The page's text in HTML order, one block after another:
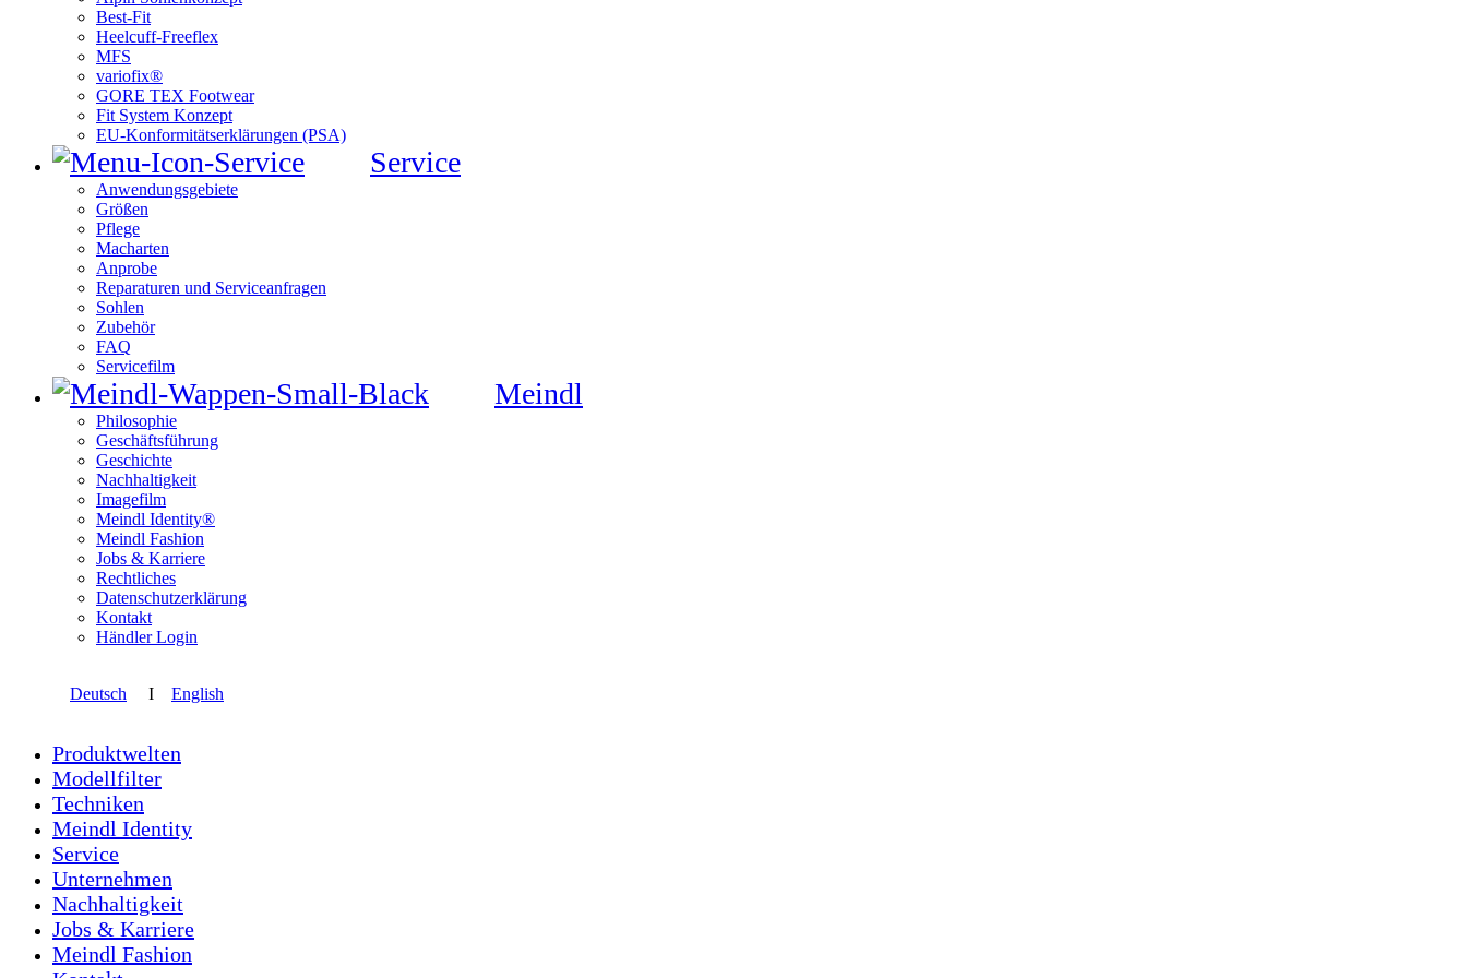
Best-Fit
Heelcuff-Freeflex
MFS
variofix®
GORE TEX Footwear
Fit System Konzept
EU-Konformitätserklärungen (PSA)
Service
Anwendungsgebiete
Größen
Pflege
Macharten
Anprobe
Reparaturen und Serviceanfragen
Sohlen
Zubehör
FAQ
Servicefilm
Meindl
Philosophie
Geschäftsführung
Geschichte
Nachhaltigkeit
Imagefilm
Meindl Identity®
Meindl Fashion
Jobs & Karriere
Rechtliches
Datenschutzerklärung
Kontakt
Händler Login
Deutsch I English
Produktwelten
Modellfilter
Techniken
Meindl Identity
Service
Unternehmen
Nachhaltigkeit
Jobs & Karriere
Meindl Fashion